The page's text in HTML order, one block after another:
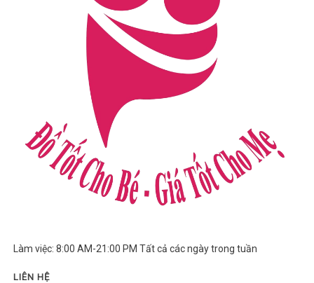
Làm việc: 8:00 AM-21:00 PM Tất cả các ngày trong tuần
LIÊN HỆ